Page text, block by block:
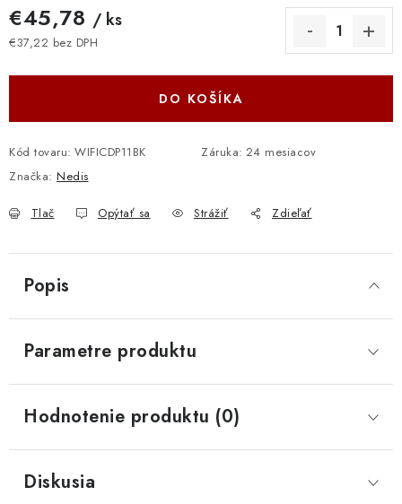
€45,78 / ks
€37,22 bez DPH
DO KOŠÍKA
Kód tovaru: WIFICDP11BK Záruka: 24 mesiacov
Značka: Nedis
Tlač Opýtať sa Strážiť Zdieľať
Popis
Parametre produktu
Hodnotenie produktu (0)
Diskusia